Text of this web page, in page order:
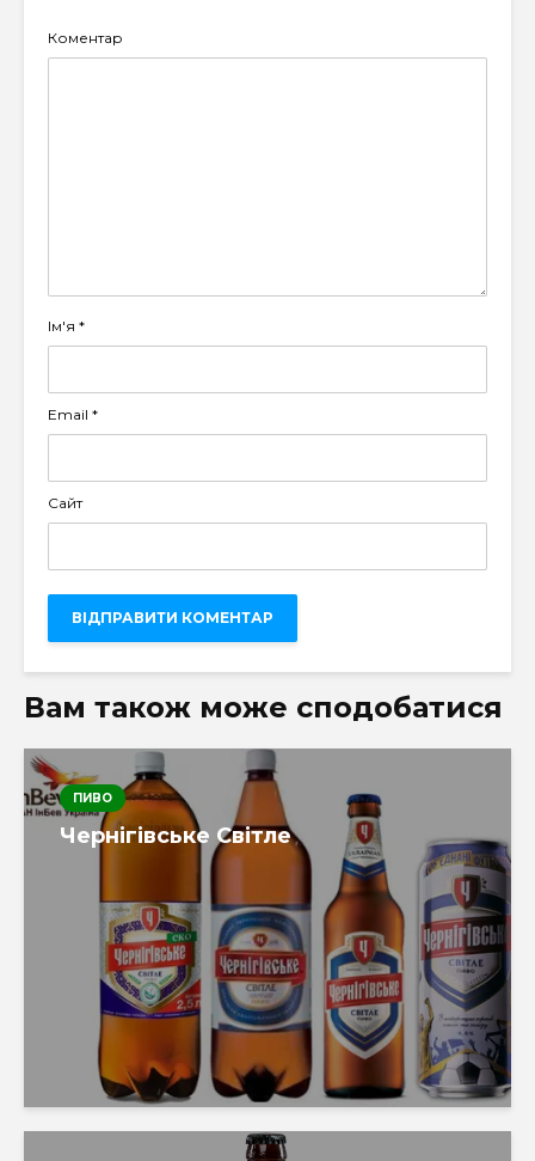
Коментар
Ім'я *
Email *
Сайт
Вам також може сподобатися
ПИВО
Чернігівське Світле